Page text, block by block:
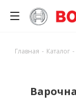
Главная - Каталог -